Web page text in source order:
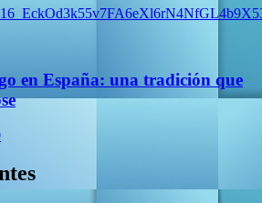
en España: una tradición que